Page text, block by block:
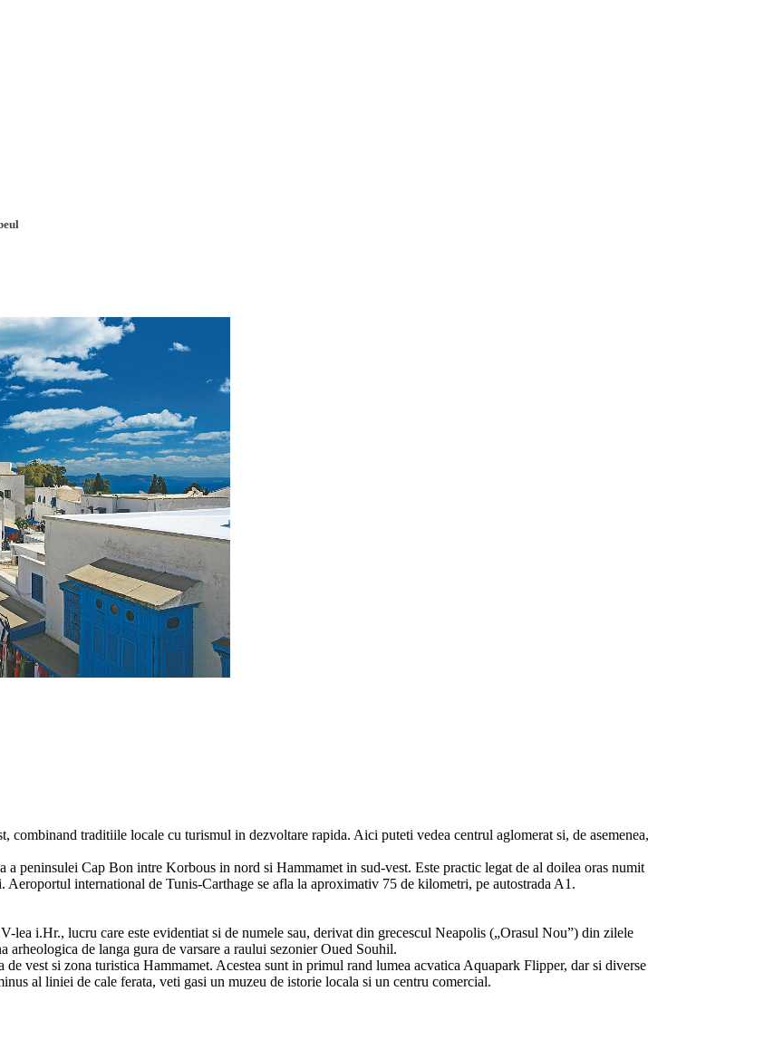
combinand traditiile locale cu turismul in dezvoltare rapida. Aici puteti vedea centrul aglomerat si, de asemenea,
a peninsulei Cap Bon intre Korbous in nord si Hammamet in sud-vest. Este practic legat de al doilea oras numit
international de Tunis-Carthage se afla la aproximativ 75 de kilometri, pe autostrada A1.
lea i.Hr., lucru care este evidentiat si de numele sau, derivat din grecescul Neapolis („Orasul Nou”) din zilele
de langa gura de varsare a raului sezonier Oued Souhil.
vest si zona turistica Hammamet. Acestea sunt in primul rand lumea acvatica Aquapark Flipper, dar si diverse
al liniei de cale ferata, veti gasi un muzeu de istorie locala si un centru comercial.